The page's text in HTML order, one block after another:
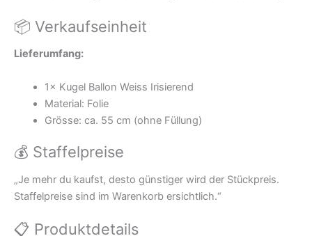
📦 Verkaufseinheit
Lieferumfang:
1× Kugel Ballon Weiss Irisierend
Material: Folie
Grösse: ca. 55 cm (ohne Füllung)
💰 Staffelpreise
„Je mehr du kaufst, desto günstiger wird der Stückpreis.
Staffelpreise sind im Warenkorb ersichtlich.“
📋 Produktdetails